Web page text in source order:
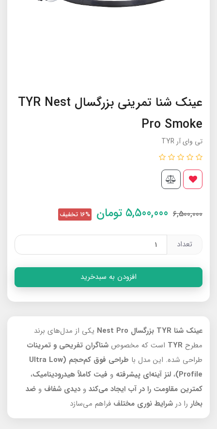
عینک شنا تمرینی بزرگسال TYR Nest
Pro Smoke
تی وای آر TYR
6,500,000
5,500,000 تومان 16% تخفیف
تعداد
افزودن به سبدخرید
عینک شنا TYR بزرگسال Nest Pro
یکی از مدل‌های برند
مطرح
است که مخصوص شناگران تفریحی و تمرینات
طراحی شده. این مدل با طراحی فوق کم‌حجم (Ultra Low
Profile) ، لنز آینه‌ای پیشرفته و فیت کاملاً هیدرودینامیک،
کمترین مقاومت را در آب ایجاد می‌کند و دیدی شفاف و ضد
بخار را در شرایط نوری مختلف فراهم می‌سازد